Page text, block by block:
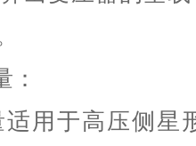
用于高压侧星